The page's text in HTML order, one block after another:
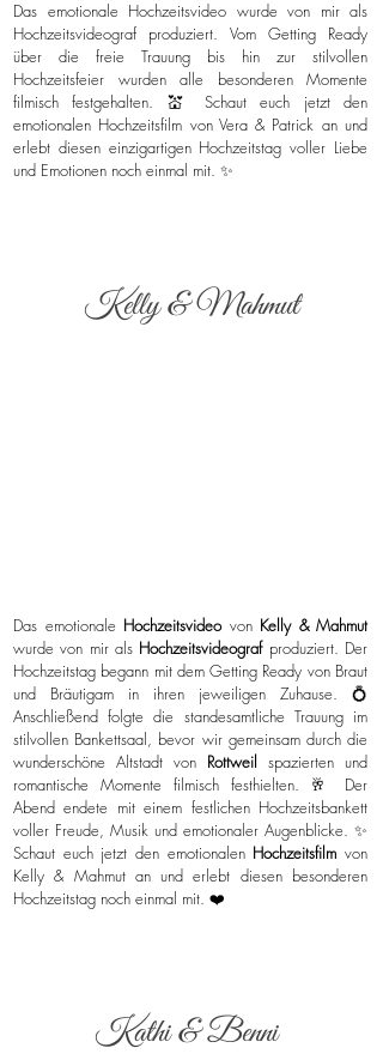
Das emotionale Hochzeitsvideo wurde von mir als
Hochzeitsvideograf produziert. Vom Getting Ready
über die freie Trauung bis hin zur stilvollen
Hochzeitsfeier wurden alle besonderen Momente
filmisch festgehalten. 💒 Schaut euch jetzt den
emotionalen Hochzeitsfilm von Vera & Patrick an und
erlebt diesen einzigartigen Hochzeitstag voller Liebe
und Emotionen noch einmal mit. ✨
Kelly & Mahmut
Das emotionale Hochzeitsvideovon Kelly & Mahmut
wurde von mir als Hochzeitsvideograf produziert. Der
Hochzeitstag begann mit dem Getting Ready von Braut
und Bräutigam in ihren jeweiligen Zuhause. 💍
Anschließend folgte die standesamtliche Trauung im
stilvollen Bankettsaal, bevor wir gemeinsam durch die
wunderschöne Altstadt von Rottweil spazierten und
romantische Momente filmisch festhielten. 🥂 Der
Abend endete mit einem festlichen Hochzeitsbankett
voller Freude, Musik und emotionaler Augenblicke. ✨
Schaut euch jetzt den emotionalen Hochzeitsfilmvon
Kelly & Mahmut an und erlebt diesen besonderen
Hochzeitstag noch einmal mit. ❤️
Kathi & Benni